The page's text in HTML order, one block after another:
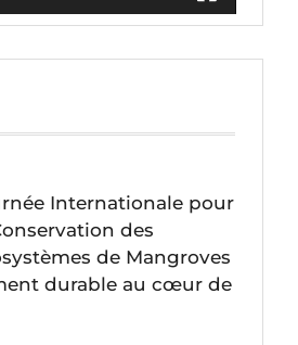
Internationale pour
des
de Mangroves
durable au cœur de